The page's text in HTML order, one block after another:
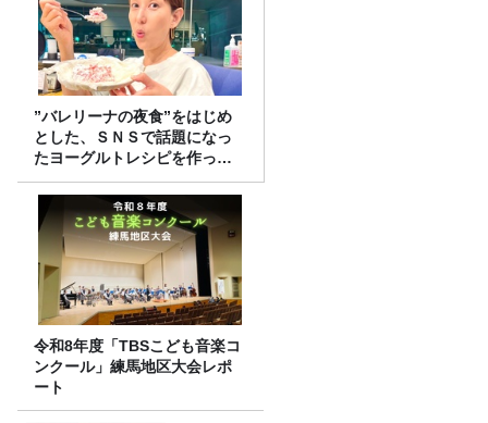
”バレリーナの夜食”をはじめ
とした、ＳＮＳで話題になっ
たヨーグルトレシピを作って
みた！
令和8年度「TBSこども音楽コ
ンクール」練馬地区大会レポ
ート